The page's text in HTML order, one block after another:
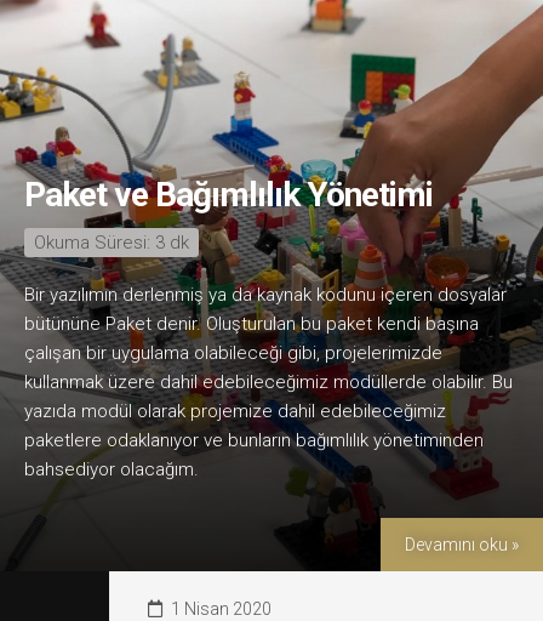
Paket ve Bağımlılık Yönetimi
Okuma Süresi: 3 dk
Bir yazılımın derlenmiş ya da kaynak kodunu içeren dosyalar
bütününe Paket denir. Oluşturulan bu paket kendi başına
çalışan bir uygulama olabileceği gibi, projelerimizde
kullanmak üzere dahil edebileceğimiz modüllerde olabilir. Bu
yazıda modül olarak projemize dahil edebileceğimiz
paketlere odaklanıyor ve bunların bağımlılık yönetiminden
bahsediyor olacağım.
Devamını oku »
1 Nisan 2020